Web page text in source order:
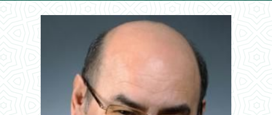
КОНЦЕРТ